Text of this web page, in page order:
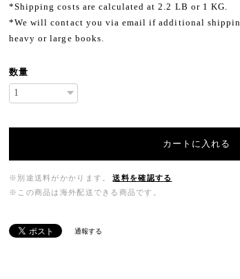
*Shipping costs are calculated at 2.2 LB or 1 KG.
*We will contact you via email if additional
heavy or large books.
数量
カートに入れる
※別途送料がかかります。
送料を確認する
※この商品は海外配送できる商品です。
通報する